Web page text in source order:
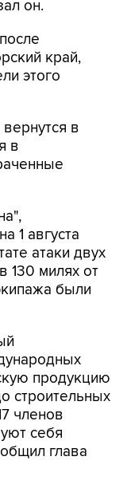
он.
край,
этого
в
в
1 августа
атаки двух
130 милях от
были
продукцию
строительных
членов
себя
глава